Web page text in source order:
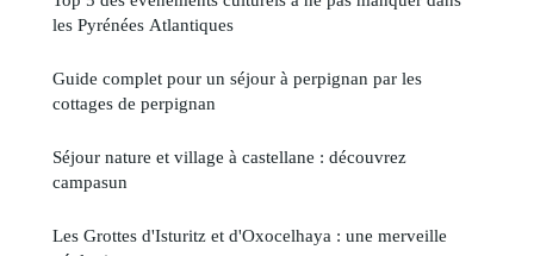
les Pyrénées Atlantiques
Guide complet pour un séjour à perpignan par les
cottages de perpignan
Séjour nature et village à castellane : découvrez
campasun
Les Grottes d'Isturitz et d'Oxocelhaya : une merveille